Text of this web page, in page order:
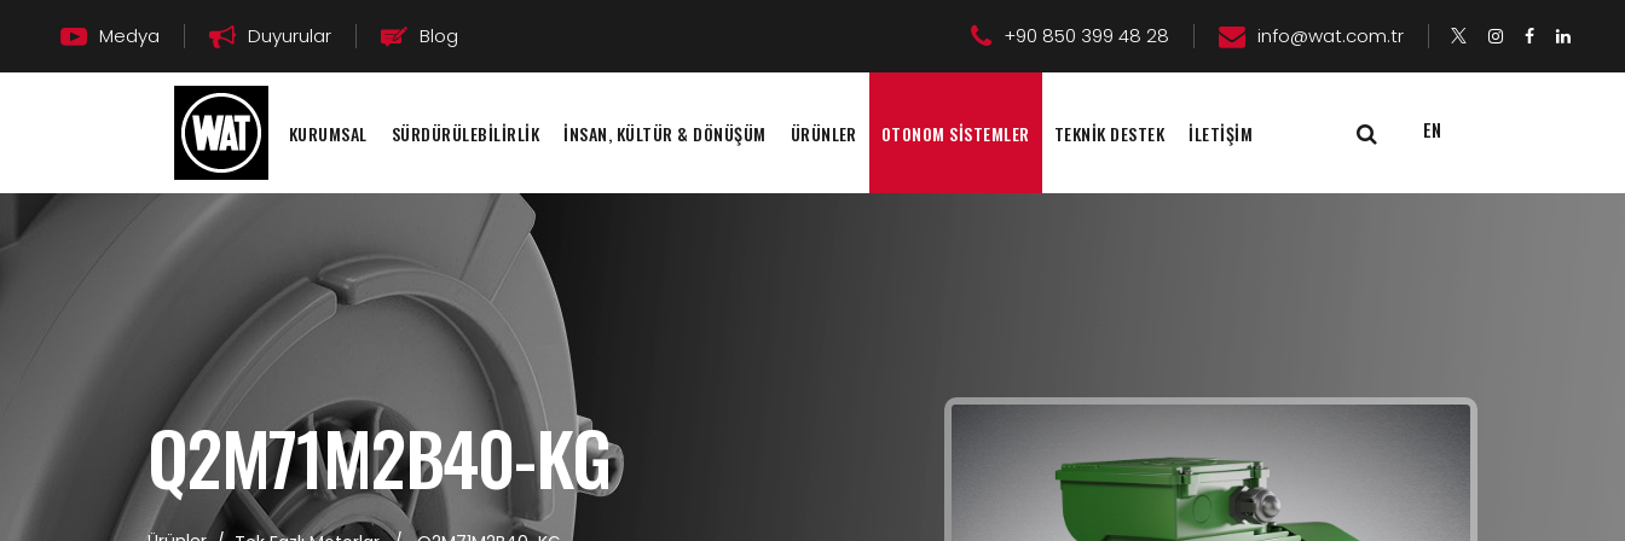
Medya Duyurular Blog +90 850 399 48 28 info@wat.com.tr
KURUMSAL SÜRDÜRÜLEBİLİRLİK İNSAN, KÜLTÜR & DÖNÜŞÜM ÜRÜNLER OTONOM SİSTEMLER TEKNİK DESTEK İLETİŞİM EN
Q2M71M2B40-KG